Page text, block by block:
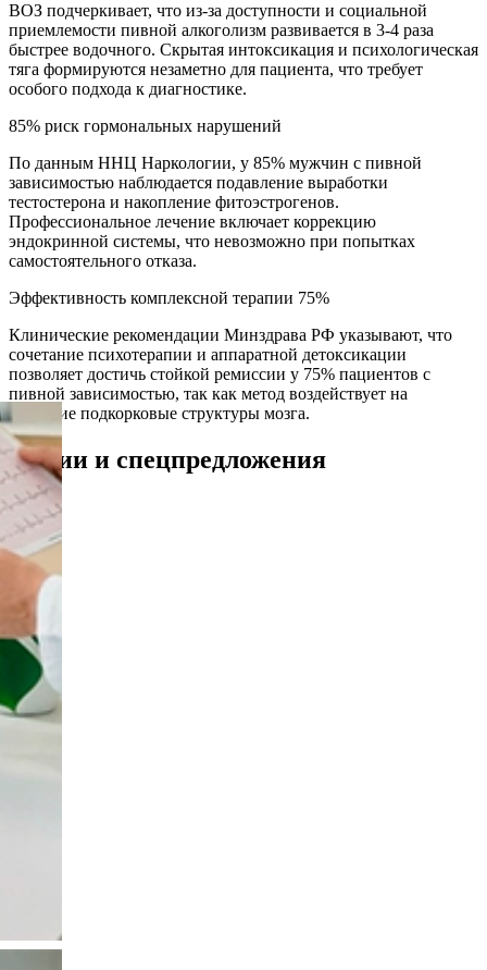
ВОЗ подчеркивает, что из-за доступности и социальной
приемлемости пивной алкоголизм развивается в 3-4 раза
быстрее водочного. Скрытая интоксикация и психологическая
тяга формируются незаметно для пациента, что требует
особого подхода к диагностике.
85% риск гормональных нарушений
По данным ННЦ Наркологии, у 85% мужчин с пивной
зависимостью наблюдается подавление выработки
тестостерона и накопление фитоэстрогенов.
Профессиональное лечение включает коррекцию
эндокринной системы, что невозможно при попытках
самостоятельного отказа.
Эффективность комплексной терапии 75%
Клинические рекомендации Минздрава РФ указывают, что
сочетание психотерапии и аппаратной детоксикации
позволяет достичь стойкой ремиссии у 75% пациентов с
пивной зависимостью, так как метод воздействует на
глубокие подкорковые структуры мозга.
Акции и спецпредложения